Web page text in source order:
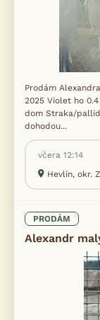
Prodám
2025 Violet ho
dom Straka/pallid
dohodou...
včera 12:14
Hevlín, okr.
PRODÁM
Alexandr